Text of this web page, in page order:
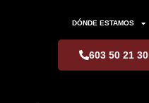
DÓNDE ESTAMOS
603 50 21 30